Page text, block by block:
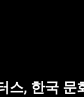
스, 한국 문